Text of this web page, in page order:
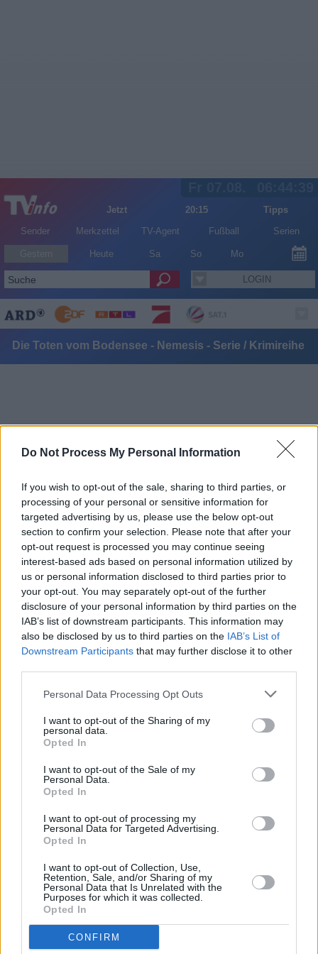
Do Not Process My Personal Information
If you wish to opt-out of the sale, sharing to third parties, or
processing of your personal or sensitive information for
targeted advertising by us, please use the below opt-out
section to confirm your selection. Please note that after your
opt-out request is processed you may continue seeing
interest-based ads based on personal information utilized by
us or personal information disclosed to third parties prior to
your opt-out. You may separately opt-out of the further
disclosure of your personal information by third parties on the
IAB’s list of downstream participants. This information may
also be disclosed by us to third parties on the IAB’s List of
Downstream Participants that may further disclose it to other
Personal Data Processing Opt Outs
I want to opt-out of the Sharing of my
personal data.
Opted In
I want to opt-out of the Sale of my
Personal Data.
Opted In
I want to opt-out of processing my
Personal Data for Targeted Advertising.
Opted In
I want to opt-out of Collection, Use,
Retention, Sale, and/or Sharing of my
Personal Data that Is Unrelated with the
Purposes for which it was collected.
Opted In
CONFIRM
Jetzt 20:15
Tipps
Sender
Merkzettel TV-Agent Fußball Serien
Heute Sa So Mo
LOGIN
Die Toten vom Bodensee - Nemesis - Serie / Krimireihe
Die Toten vom Bodensee
Nemesis (Österreich
Krimireihe
Details
Nachdem Hannah Zeiler aus ihrem Motorradurlaub noch nicht
zurückgekehrt ist, muss sich Micha Oberländer mit der